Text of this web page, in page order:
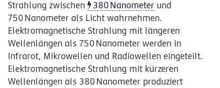
Strahlung zwischen 380Nanometer und
750Nanometer als Licht wahrnehmen.
Elektromagnetische Strahlung mit längeren
Wellenlängen als 750Nanometer werden in
Infrarot, Mikrowellen und Radiowellen eingeteilt.
Elektromagnetische Strahlung mit kürzeren
Wellenlängen als 380Nanometer produziert